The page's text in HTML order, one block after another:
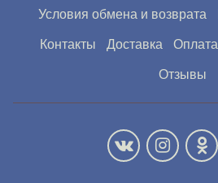
Условия обмена и возврата
Контакты Доставка Оплата
Отзывы